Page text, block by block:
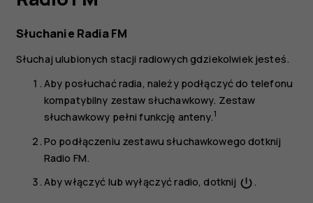
instrukcja
obsługi
Słuchanie Radia FM
Słuchaj ulubionych stacji radiowych gdziekolwiek jesteś.
Aby posłuchać radia, należy podłączyć do telefonu
kompatybilny zestaw słuchawkowy. Zestaw
słuchawkowy pełni funkcję anteny.1
Po podłączeniu zestawu słuchawkowego dotknij
Radio FM.
Aby włączyć lub wyłączyć radio, dotknij power_settings_new.